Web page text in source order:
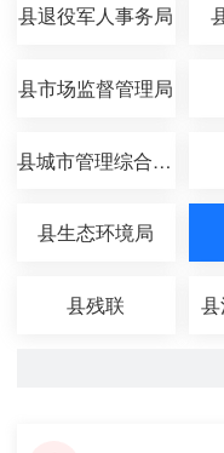
县退役军人事务局
县市场监督管理局
县城市管理综合执法局
县生态环境局
县残联